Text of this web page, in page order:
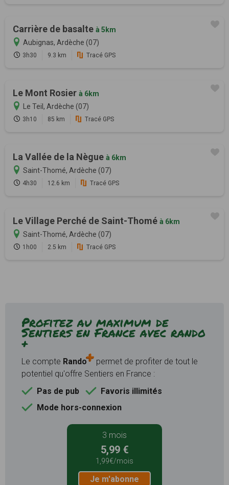
Carrière de basalte à 5km
Aubignas, Ardèche (07)
3h30 9.3 km Tracé GPS
Le Mont Rosier à 6km
Le Teil, Ardèche (07)
3h10 85 km Tracé GPS
La Vallée de la Nègue à 6km
Saint-Thomé, Ardèche (07)
4h30 12.6 km Tracé GPS
Le Village Perché de Saint-Thomé à 6km
Saint-Thomé, Ardèche (07)
1h00 2.5 km Tracé GPS
Profitez au maximum de
Sentiers en France avec rando
+
Le compte Rando
permet de profiter de tout le
potentiel qu'offre Sentiers en France :
Pas de pub
Favoris illimités
Mode hors-connexion
3 mois
5,99 €
1,99€/mois
Je m'abonne